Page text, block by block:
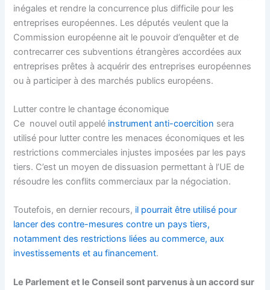
inégales et rendre la concurrence plus difficile pour les
entreprises européennes. Les députés veulent que la
Commission européenne ait le pouvoir d’enquêter et de
contrecarrer ces subventions étrangères accordées aux
entreprises prêtes à acquérir des entreprises européennes
ou à participer à des marchés publics européens.
Lutter contre le chantage économique
Ce nouvel outil appelé instrument anti-coercition sera
utilisé pour lutter contre les menaces économiques et les
restrictions commerciales injustes imposées par les pays
tiers. C’est un moyen de dissuasion permettant à l’UE de
résoudre les conflits commerciaux par la négociation.
Toutefois, en dernier recours, il pourrait être utilisé pour
lancer des contre-mesures contre un pays tiers,
notamment des restrictions liées au commerce, aux
investissements et au financement.
Le Parlement et le Conseil sont parvenus à un accord sur